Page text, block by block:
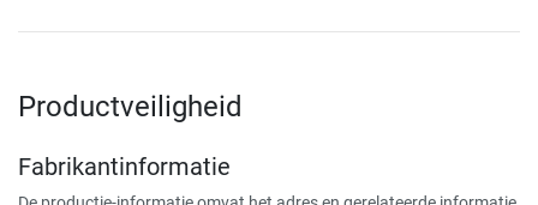
Productveiligheid
Fabrikantinformatie